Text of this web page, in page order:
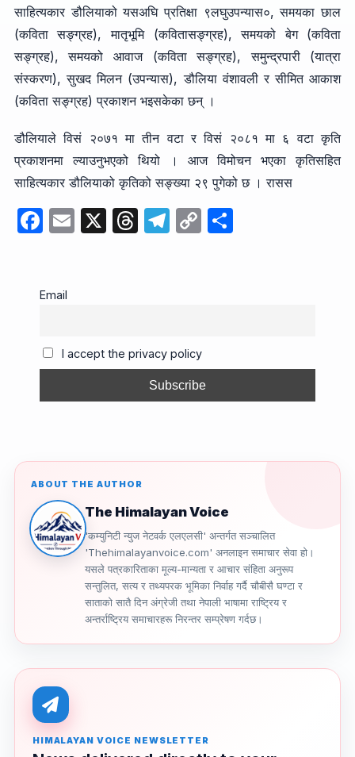
साहित्यकार डौलियाको यसअघि प्रतिक्षा ९लघुउपन्यास०, समयका छाल
(कविता सङ्ग्रह), मातृभूमि (कवितासङ्ग्रह), समयको बेग (कविता
सङ्ग्रह), समयको आवाज (कविता सङ्ग्रह), समुन्द्रपारी (यात्रा
संस्करण), सुखद मिलन (उपन्यास), डौलिया वंशावली र सीमित आकाश
(कविता सङ्ग्रह) प्रकाशन भइसकेका छन् ।
डौलियाले विसं २०७१ मा तीन वटा र विसं २०८१ मा ६ वटा कृति
प्रकाशनमा ल्याउनुभएको थियो । आज विमोचन भएका कृतिसहित
साहित्यकार डौलियाको कृतिको सङ्ख्या २९ पुगेको छ । रासस
F
e
o
o
k
E X T
s
T
m
C
n
k
S
Email
I accept the privacy policy
ABOUT THE AUTHOR
The Himalayan Voice
'कम्युनिटी न्युज नेटवर्क एलएलसी' अन्तर्गत सञ्चालित
'Thehimalayanvoice.com' अनलाइन समाचार सेवा हो।
यसले पत्रकारिताका मूल्य-मान्यता र आचार संहिता अनुरूप
सन्तुलित, सत्य र तथ्यपरक भूमिका निर्वाह गर्दै चौबीसै घण्टा र
साताको सातै दिन अंग्रेजी तथा नेपाली भाषामा राष्ट्रिय र
अन्तर्राष्ट्रिय समाचारहरू निरन्तर सम्प्रेषण गर्दछ।
HIMALAYAN VOICE NEWSLETTER